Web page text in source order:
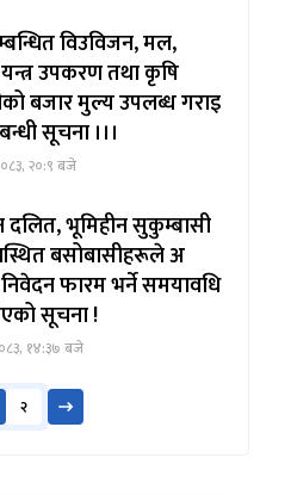
विउविजन, मल,
यन्त्र उपकरण तथा कृषि
बजार मुल्य उपलब्ध गराइ
सूचना ।।।
२०:९ बजे
दलित, भूमिहीन सुकुम्बासी
बसोबासीहरूले अ
निवेदन फारम भर्ने समयावधि
सूचना !
१४:३७ बजे
२